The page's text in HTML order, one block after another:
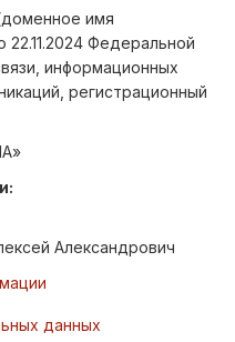
имя
22.11.2024 Федеральной
информационных
регистрационный
Александрович
данных